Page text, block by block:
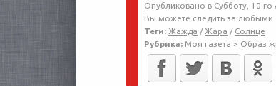
Опубликовано в Субботу, 10-го
Вы можете следить за любыми
Теги: Жажда / Жара / Солнце
Рубрика: Моя газета > Образ